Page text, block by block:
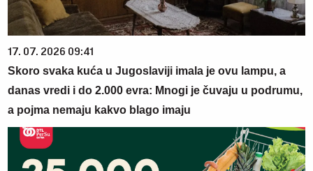
17. 07. 2026 09:41
Skoro svaka kuća u Jugoslaviji imala je ovu lampu, a
danas vredi i do 2.000 evra: Mnogi je čuvaju u podrumu,
a pojma nemaju kakvo blago imaju